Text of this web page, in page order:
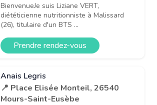
BienvenueJe suis Liziane VERT,
diététicienne nutritionniste à Malissard
(26), titulaire d'un BTS ...
Prendre rendez-vous
Anais Legris
📍 Place Elisée Monteil, 26540
Mours-Saint-Eusèbe